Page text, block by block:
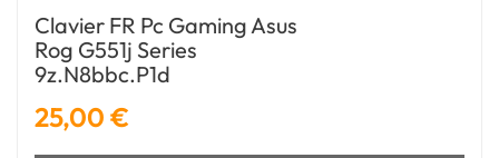
Clavier FR Pc Gaming Asus
Rog G551j Series
9z.n8bbc.p1d
25,00 €